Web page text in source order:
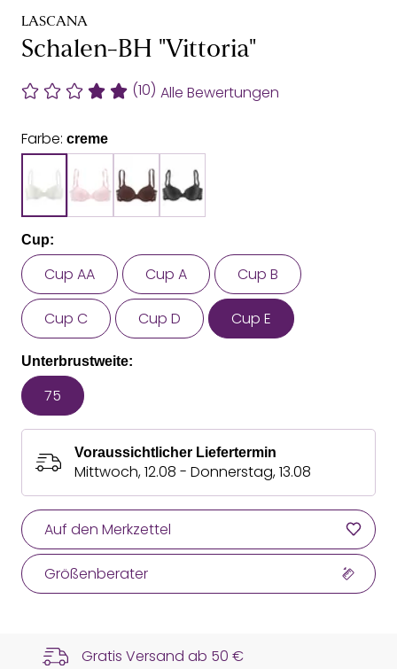
LASCANA
Schalen-BH "Vittoria"
(10) Alle Bewertungen
Farbe: creme
Cup:
Cup AA Cup A Cup B
Cup C Cup D Cup E
Unterbrustweite:
75
Voraussichtlicher Liefertermin
Mittwoch, 12.08 - Donnerstag, 13.08
Auf den Merkzettel
Größenberater
Gratis Versand ab 50 €